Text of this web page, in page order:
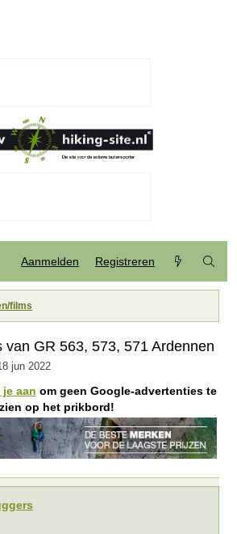
Aanmelden Registreren
films
van GR 563, 573, 571 Ardennen
jun 2022
je aan om geen Google-advertenties te
zien op het prikbord!